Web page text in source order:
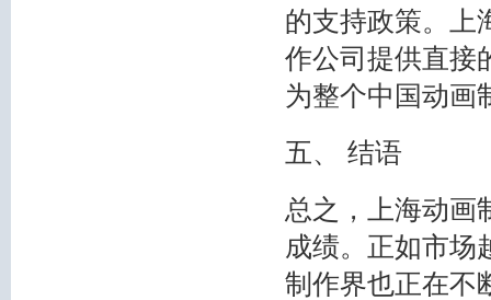
的支持政策。上
作公司提供直接
为整个中国动画
五、 结语
总之，上海动画
成绩。正如市场
制作界也正在不